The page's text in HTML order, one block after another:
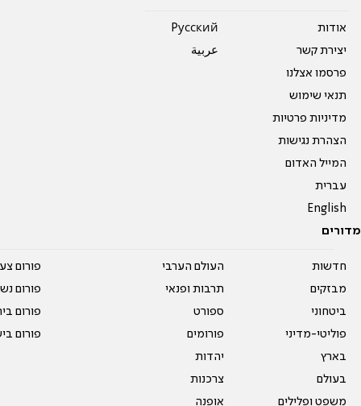
אודות
יצירת קשר
פרסמו אצלנו
תנאי שימוש
מדיניות פרטיות
הצהרת נגישות
המייל האדום
עברית
English
Pусский
عربية
מדורים
חדשות
מבזקים
ביטחוני
פוליטי-מדיני
בארץ
בעולם
משפט ופלילים
העולם הערבי
תרבות ופנאי
ספורט
פורומים
יהדות
צרכנות
אופנה
פורום
פורום
פורום
פורום